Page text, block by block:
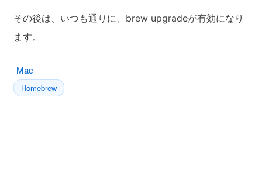
その後は、いつも通りに、brew upgradeが有効になり
ます。
Mac
Homebrew